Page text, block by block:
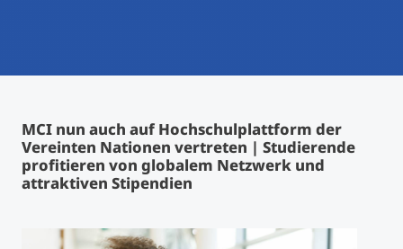
Study Finder Bachelor/Master
Masterclasses
Management-Seminare
MCI nun auch auf Hochschulplattform der
Vereinten Nationen vertreten | Studierende
profitieren von globalem Netzwerk und
attraktiven Stipendien